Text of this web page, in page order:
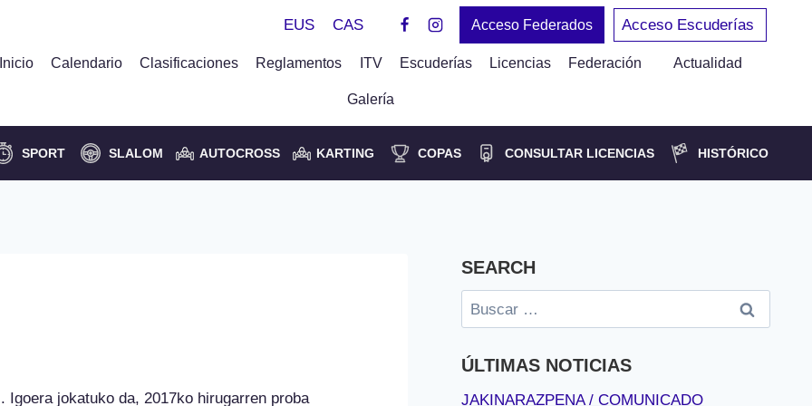
EUS CAS Acceso Federados Acceso Escuderías
Inicio Calendario Clasificaciones Reglamentos ITV Escuderías Licencias Federación Actualidad
Galería
SPORT SLALOM AUTOCROSS KARTING COPAS CONSULTAR LICENCIAS HISTÓRICO
jokatuko da, 2017ko hirugarren proba
SEARCH
Buscar:
ÚLTIMAS NOTICIAS
JAKINARAZPENA / COMUNICADO